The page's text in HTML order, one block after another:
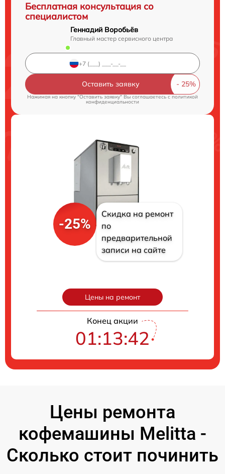
Бесплатная консультация со
специалистом
Геннадий Воробьёв
Главный мастер сервисного центра
Оставить заявку
Нажимая на кнопку "Оставить заявку" Вы соглашаетесь cполитикой
конфиденциальности
-25%
Скидка на ремонт
по
предварительной
записи на сайте
Цены на ремонт
Конец акции
01:13:41
Цены ремонта
кофемашины Melitta -
Сколько стоит починить